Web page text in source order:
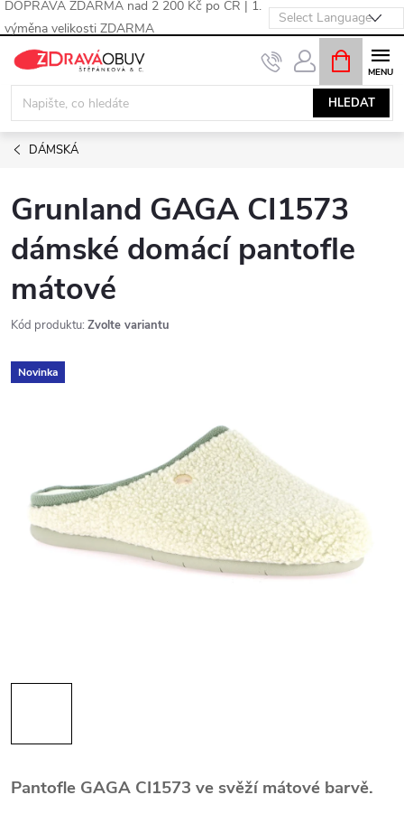
DOPRAVA ZDARMA nad 2 200 Kč po ČR | 1.
výměna velikosti ZDARMA
Přejít
obsah
HLEDAT
NÁKUPNÍ
KOŠÍK
DÁMSKÁ
Grunland GAGA CI1573
dámské domácí pantofle
mátové
Kód produktu: Zvolte variantu
Novinka
Pantofle GAGA CI1573 ve svěží mátové barvě.